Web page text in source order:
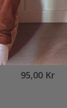
95,00 Kr